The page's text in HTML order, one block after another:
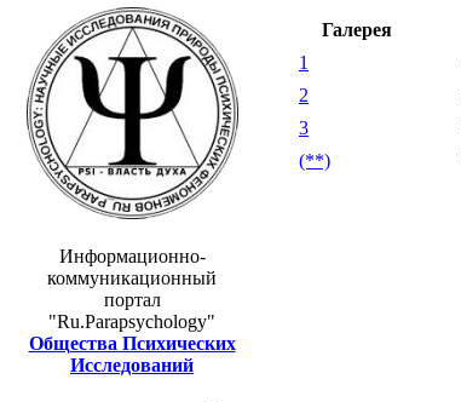
Информационно-
коммуникационный
портал
"Ru.Parapsychology"
Общества Психических
Исследований
Галерея
1
2
3
(**)